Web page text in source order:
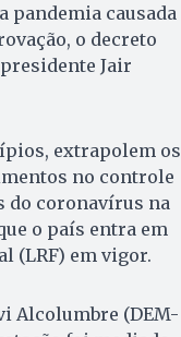
pandemia causada
o decreto
Jair
extrapolem os
no controle
do coronavírus na
o país entra em
(LRF) em vigor.
Alcolumbre (DEM-